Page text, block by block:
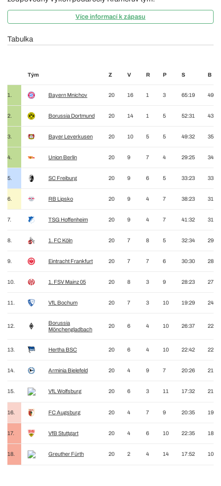
Více informací k zápasu
Tabulka
Tým Z V R P S B
1. Bayern Mnichov 20 16 1 3 65:19 49
2. Borussia Dortmund 20 14 1 5 52:31 43
3. Bayer Leverkusen 20 10 5 5 49:32 35
4. Union Berlín 20 9 7 4 29:25 34
5. SC Freiburg 20 9 6 5 33:23 33
6. RB Lipsko 20 9 4 7 38:23 31
7. TSG Hoffenheim 20 9 4 7 41:32 31
8. 1. FC Köln 20 7 8 5 32:34 29
9. Eintracht Frankfurt 20 7 7 6 30:30 28
10. 1. FSV Mainz 05 20 8 3 9 28:23 27
11. VfL Bochum 20 7 3 10 19:29 24
12.
Borussia
Mönchengladbach
20 6 4 10 26:37 22
13. Hertha BSC 20 6 4 10 22:42 22
14. Arminia Bielefeld 20 4 9 7 20:26 21
15. VfL Wolfsburg 20 6 3 11 17:32 21
16. FC Augsburg 20 4 7 9 20:35 19
17. VfB Stuttgart 20 4 6 10 22:35 18
18. Greuther Fürth 20 2 4 14 17:52 10